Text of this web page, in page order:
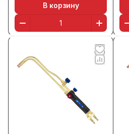
В корзину